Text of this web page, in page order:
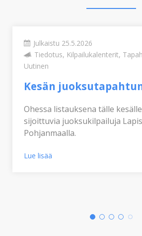
Julkaistu 25.5.2026
Tiedotus, Kilpailukalenterit,
Uutinen
Kesän
Ohessa listauksena tälle
sijoittuvia juoksukilpailuja
Pohjanmaalla.
Lue lisää